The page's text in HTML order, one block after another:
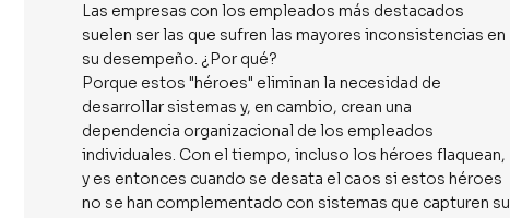
Las empresas con los empleados más destacados
suelen ser las que sufren las mayores inconsistencias en
su desempeño. ¿Por qué?
Porque estos "héroes" eliminan la necesidad de
desarrollar sistemas y, en cambio, crean una
dependencia organizacional de los empleados
individuales. Con el tiempo, incluso los héroes flaquean,
y es entonces cuando se desata el caos si estos héroes
no se han complementado con sistemas que capturen su